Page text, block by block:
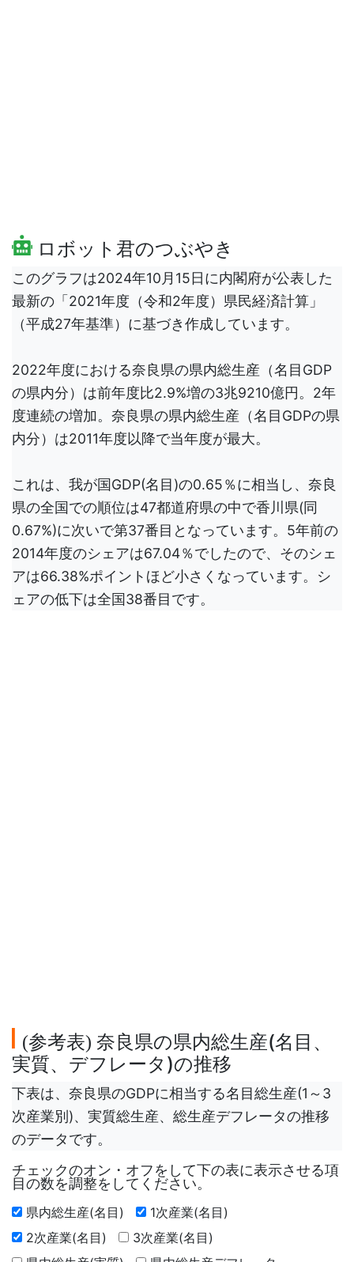
ロボット君のつぶやき
このグラフは2024年10月15日に内閣府が公表した
最新の「2021年度（令和2年度）県民経済計算」
（平成27年基準）に基づき作成しています。
2022年度における奈良県の県内総生産（名目GDP
の県内分）は前年度比2.9%増の3兆9210億円。2年
度連続の増加。奈良県の県内総生産（名目GDPの県
内分）は2011年度以降で当年度が最大。
これは、我が国GDP(名目)の0.65％に相当し、奈良
県の全国での順位は47都道府県の中で香川県(同
0.67%)に次いで第37番目となっています。5年前の
2014年度のシェアは67.04％でしたので、そのシェ
アは66.38%ポイントほど小さくなっています。シ
ェアの低下は全国38番目です。
(参考表) 奈良県の県内総生産(名目、
実質、デフレータ)の推移
下表は、奈良県のGDPに相当する名目総生産(1～3
次産業別)、実質総生産、総生産デフレータの推移
のデータです。
チェックのオン・オフをして下の表に表示させる項
目の数を調整をしてください。
県内総生産(名目)
1次産業(名目)
2次産業(名目)
3次産業(名目)